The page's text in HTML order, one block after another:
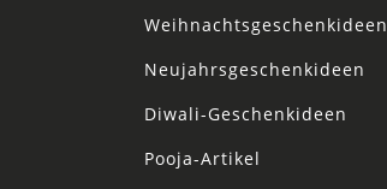
Weihnachtsgeschenkideen
Neujahrsgeschenkideen
Diwali-Geschenkideen
Pooja-Artikel